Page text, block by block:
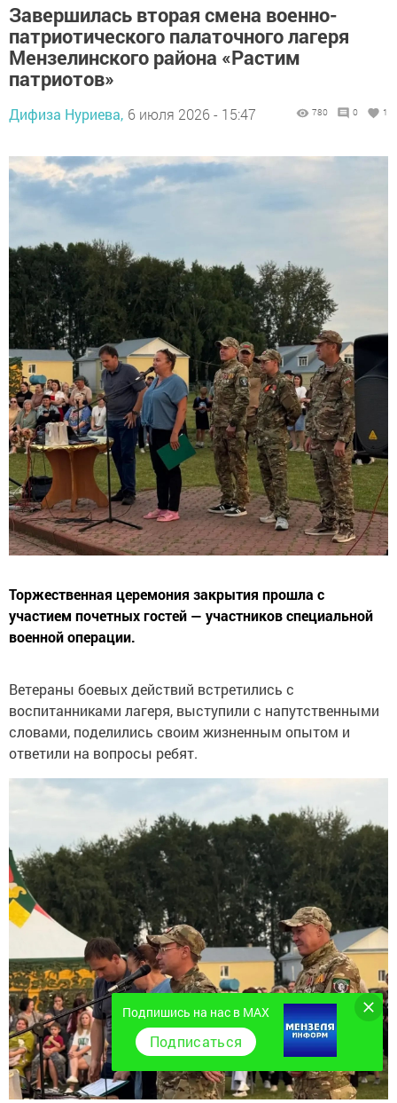
Завершилась вторая смена военно-
патриотического палаточного лагеря
Мензелинского района «Растим
патриотов»
Дифиза Нуриева, 6 июля 2026 - 15:47 780 0 1
Торжественная церемония закрытия прошла с
участием почетных гостей — участников специальной
военной операции.
Ветераны боевых действий встретились с
воспитанниками лагеря, выступили с напутственными
словами, поделились своим жизненным опытом и
ответили на вопросы ребят.
Подпишись на нас в MAX
Подписаться